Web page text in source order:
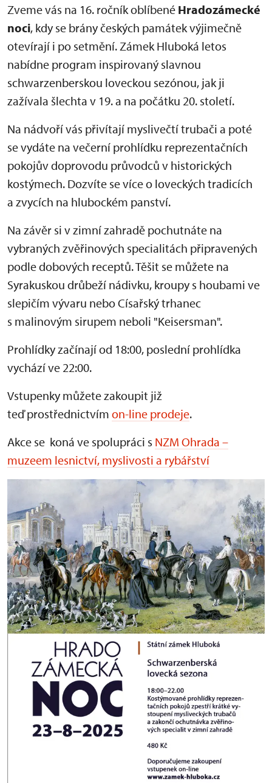
Zveme vás na 16. ročník oblíbené Hradozámecké
noci, kdy se brány českých památek výjimečně
otevírají i po setmění. Zámek Hluboká letos
nabídne program inspirovaný slavnou
schwarzenberskou loveckou sezónou, jak ji
zažívala šlechta v 19. a na počátku 20. století.
Na nádvoří vás přivítají myslivečtí trubači a poté
se vydáte na večerní prohlídku reprezentačních
pokojův doprovodu průvodců v historických
kostýmech. Dozvíte se více o loveckých tradicích
a zvycích na hlubockém panství.
Na závěr si v zimní zahradě pochutnáte na
vybraných zvěřinových specialitách připravených
podle dobových receptů. Těšit se můžete na
Syrakuskou drůbeží nádivku, kroupy s houbami ve
slepičím vývaru nebo Císařský trhanec
s malinovým sirupem neboli "Keisersman".
Prohlídky začínají od 18:00, poslední prohlídka
vychází ve 22:00.
Vstupenky můžete zakoupit již
teď prostřednictvím on-line prodeje.
Akce se koná ve spolupráci s NZM Ohrada –
muzeem lesnictví, myslivosti a rybářství